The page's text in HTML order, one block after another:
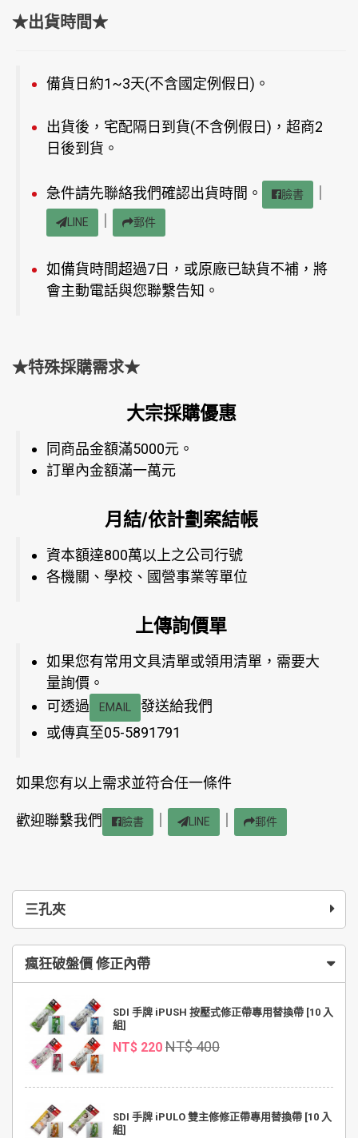
三孔夾
瘋狂破盤價 修正內帶
SDI 手牌 iPUSH 按壓式修正帶專用替換帶 [10 入
組]
NT$ 220 NT$ 400
SDI 手牌 iPULO 雙主修修正帶專用替換帶 [10 入
組]
★出貨時間★
備貨日約1~3天(不含國定例假日)。
出貨後，宅配隔日到貨(不含例假日)，超商2
日後到貨。
急件請先聯絡我們確認出貨時間。 臉書
LINE 郵件
如備貨時間超過7日，或原廠已缺貨不補，將
會主動電話與您聯繫告知。
★特殊採購需求★
大宗採購優惠
同商品金額滿5000元。
訂單內金額滿一萬元
月結/依計劃案結帳
資本額達800萬以上之公司行號
各機關、學校、國營事業等單位
上傳詢價單
如果您有常用文具清單或領用清單，需要大
量詢價。
可透過
EMAIL
發送給我們
或傳真至05-5891791
如果您有以上需求並符合任一條件
歡迎聯繫我們 臉書 LINE 郵件